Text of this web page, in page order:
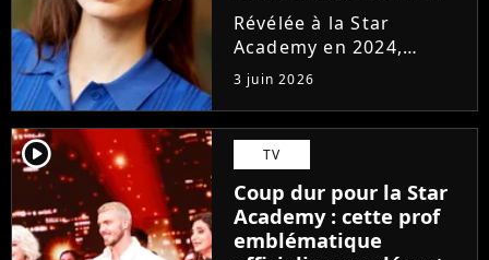
Révélée à la Star
Academy en 2024,
Marguerite officialise
l'arrivée pour l'automne
de son premier album
Guérir. En parallèle, la
chanteuse et
comédienne rejoindra
Laura Felpin, Harpo...
3 juin 2026
player2 TV
Coup dur pour la Star
Academy : cette prof
emblématique